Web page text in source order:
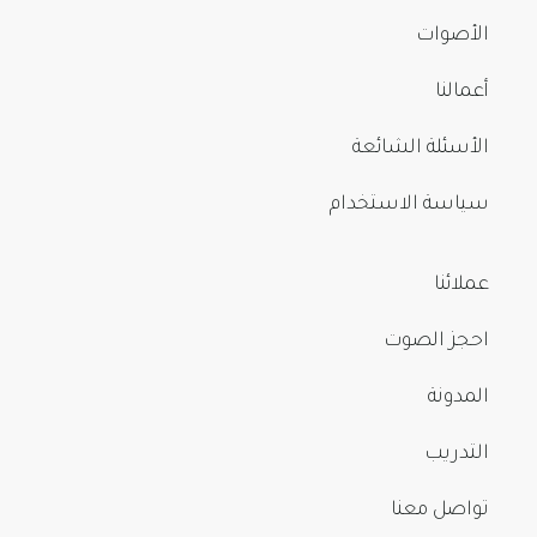
الأصوات
أعمالنا
الأسئلة الشائعة
سياسة الاستخدام
عملائنا
احجز الصوت
المدونة
التدريب
تواصل معنا